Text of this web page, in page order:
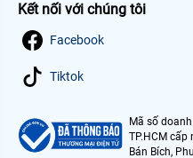
Kết nối với chúng tôi
Facebook
Tiktok
Mã số
TP.HCM
Bán Bích,